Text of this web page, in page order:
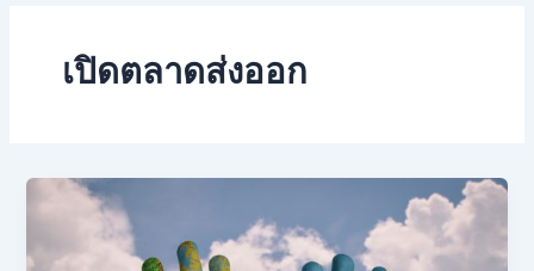
เปิดตลาดส่งออก